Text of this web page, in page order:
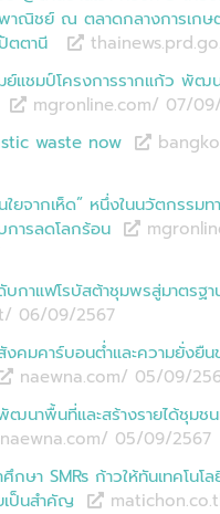
าณิชย์ ณ ตลาดกลางการเกษ
ตตานี
ย์แชมป์โครงการรากแก้ว พัฒ
mgronline.com/ 07/09/
waste now
ใยจากเห็ด” หนึ่งในนวัตกรรมท
การลดโลกร้อน
บกาแฟโรบัสต้าชุมพรสู่มาตรฐา
06/09/2567
งคมคาร์บอนต่ำและความยั่งยื
naewna.com/ 05/09/
ฒนาพื้นที่และสร้างรายได้ชุม
naewna.com/ 05/09/2567
กษา SMRs ก้าวให้ทันเทคโนโ
ป็นสำคัญ